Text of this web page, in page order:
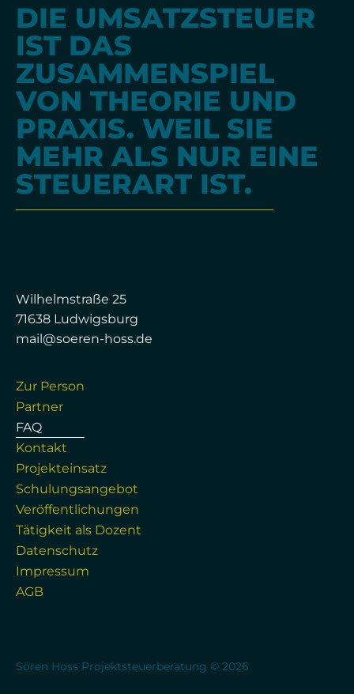
DIE UMSATZSTEUER
IST DAS
ZUSAMMENSPIEL
VON THEORIE UND
PRAXIS. WEIL SIE
MEHR ALS NUR EINE
STEUERART IST.
Wilhelmstraße 25
71638 Ludwigsburg
mail@soeren-hoss.de
Zur Person
Partner
FAQ
Kontakt
Projekteinsatz
Schulungsangebot
Veröffentlichungen
Tätigkeit als Dozent
Datenschutz
Impressum
AGB
Sören Hoss Projektsteuerberatung © 2026